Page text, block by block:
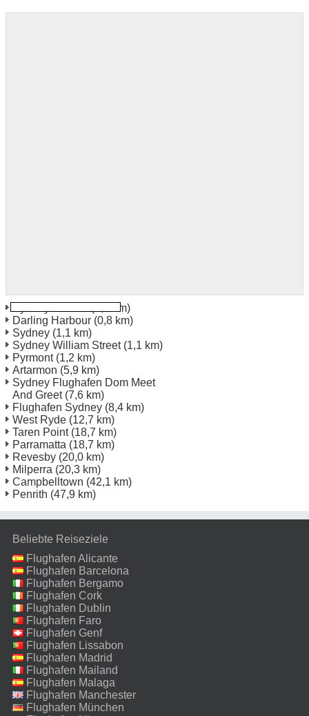
(0,3 km)
Darling Harbour (0,8 km)
Sydney (1,1 km)
Sydney William Street(1,1 km)
Pyrmont(1,2 km)
Artarmon (5,9 km)
Sydney Flughafen Dom Meet
And Greet(7,6 km)
Flughafen Sydney (8,4 km)
West Ryde (12,7 km)
Taren Point(18,7 km)
Parramatta (18,7 km)
Revesby (20,0 km)
Milperra (20,3 km)
Campbelltown (42,1 km)
Penrith (47,9 km)
Beliebte Reiseziele
Flughafen Alicante
Flughafen Barcelona
Flughafen Bergamo
Flughafen Cork
Flughafen Dublin
Flughafen Faro
Flughafen Genf
Flughafen Lissabon
Flughafen Madrid
Flughafen Mailand
Malpensa
Flughafen Malaga
Flughafen Manchester
Flughafen München